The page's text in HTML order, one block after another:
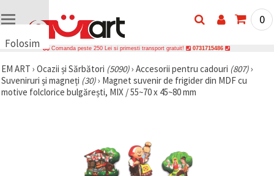
Folosim
uri
🍪 Folosim
cookie-uri
0
Comanda peste 250 Lei si primesti transport gratuit! 0731715486
EM ART › Ocazii și Sărbători (5090)› Accesorii pentru cadouri (807)›
Suveniruri și magneți (30)› Magnet suvenir de frigider din MDF cu
motive folclorice bulgărești, MIX / 55~70 x 45~80 mm